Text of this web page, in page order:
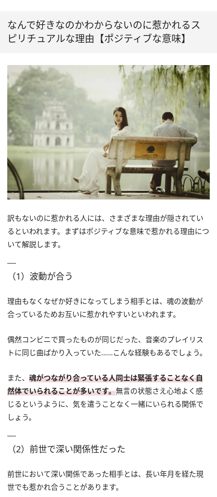
なんで好きなのかわからないのに惹かれるス
ピリチュアルな理由【ポジティブな意味】
訳もないのに惹かれる人には、さまざまな理由が隠されてい
るといわれます。まずはポジティブな意味で惹かれる理由につ
いて解説します。
（1）波動が合う
理由もなくなぜか好きになってしまう相手とは、魂の波動が
合っているためお互いに惹かれやすいといわれます。
偶然コンビニで買ったものが同じだった、音楽のプレイリス
トに同じ曲ばかり入っていた……こんな経験もあるでしょう。
また、 魂がつながり合っている人同士は緊張することなく自
然体でいられることが多いです。無言の状態さえ心地よく感
じるというように、気を遣うことなく一緒にいられる関係で
しょう。
（2）前世で深い関係性だった
前世において深い関係であった相手とは、長い年月を経た現
世でも惹かれ合うことがあります。